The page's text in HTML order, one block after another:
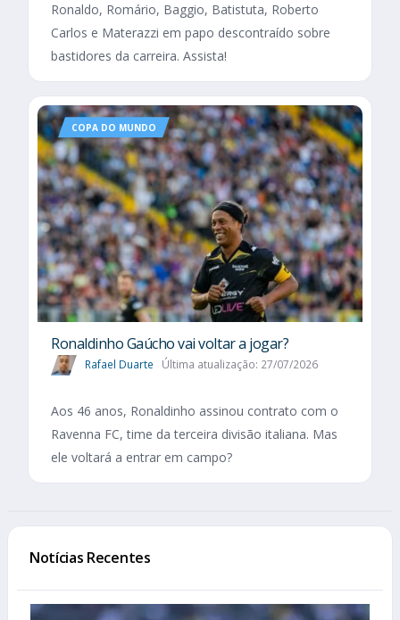
Ronaldo, Romário, Baggio, Batistuta, Roberto
Carlos e Materazzi em papo descontraído sobre
bastidores da carreira. Assista!
COPA DO MUNDO
Ronaldinho Gaúcho vai voltar a jogar?
Rafael Duarte Última atualização: 27/07/2026
Aos 46 anos, Ronaldinho assinou contrato com o
Ravenna FC, time da terceira divisão italiana. Mas
ele voltará a entrar em campo?
Notícias Recentes